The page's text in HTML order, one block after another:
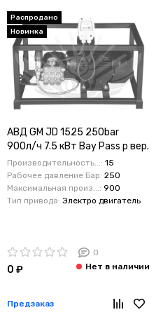
Распродано
Новинка
АВД GM JD 1525 250bar
900л/ч 7.5 кВт Bay Pass p вер.
Base
Производительность...: 15
Рабочее давление Бар: 250
Максимальная произ...: 900
Тип привода: Электро двигатель
0
0 ₽
Предзаказ